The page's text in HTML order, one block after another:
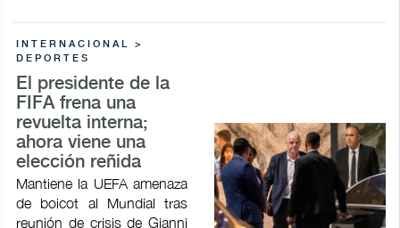
INTERNACIONAL >
DEPORTES
El presidente de la
FIFA frena una
revuelta interna;
ahora viene una
elección reñida
Mantiene la UEFA amenaza
de boicot al Mundial tras
reunión de crisis de Gianni